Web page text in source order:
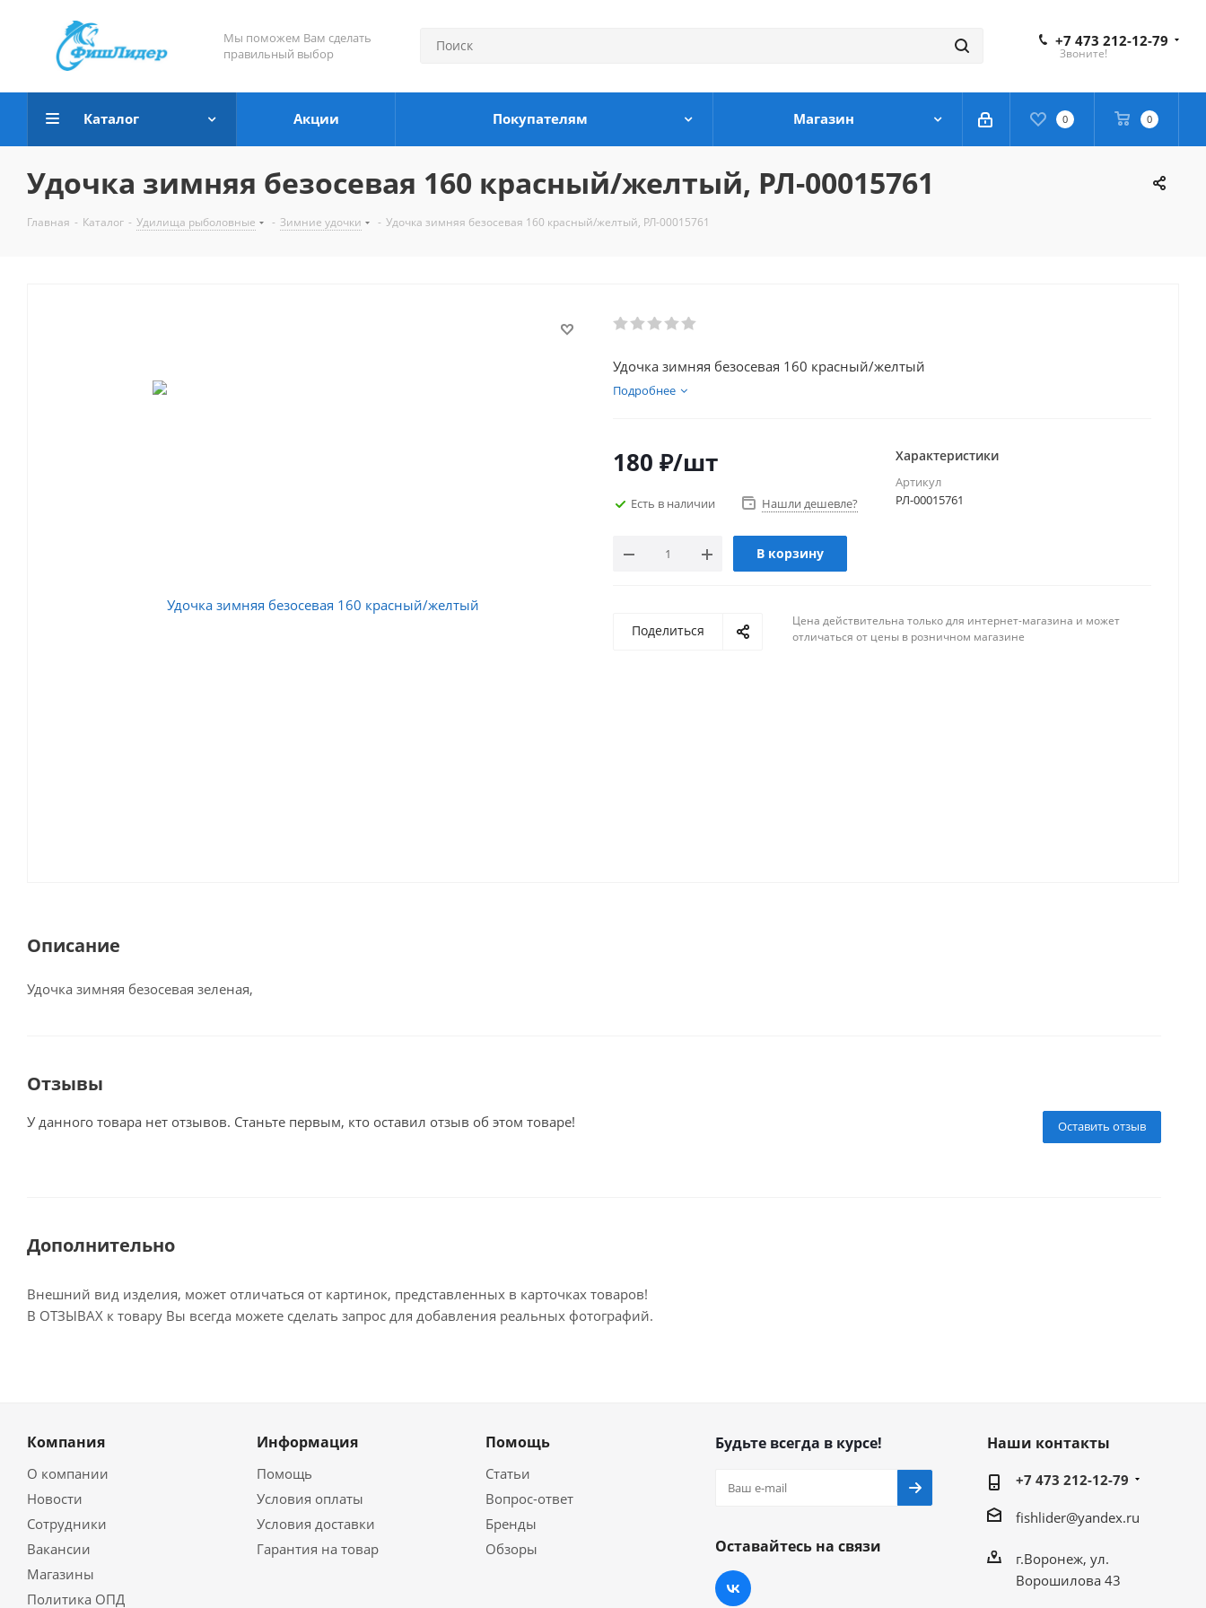
Мы поможем Вам сделать
правильный выбор
+7 473 212-12-79
Звоните!
0 0
Каталог Акции Покупателям Магазин
Удочка зимняя безосевая 160 красный/желтый, РЛ-00015761
Главная - Каталог - Удилища рыболовные - Зимние удочки - Удочка зимняя безосевая 160 красный/желтый, РЛ-00015761
Удочка зимняя безосевая 160 красный/желтый
Подробнее
180 ₽/шт
Есть в наличии Нашли дешевле?
В корзину
Характеристики
Артикул
РЛ-00015761
Поделиться
Цена действительна только для интернет-магазина и может
отличаться от цены в розничном магазине
Описание
Удочка зимняя безосевая зеленая,
Отзывы
Оставить отзыв
У данного товара нет отзывов. Станьте первым, кто оставил отзыв об этом товаре!
Дополнительно
Внешний вид изделия, может отличаться от картинок, представленных в карточках товаров!
В ОТЗЫВАХ к товару Вы всегда можете сделать запрос для добавления реальных фотографий.
Компания
О компании
Новости
Сотрудники
Вакансии
Магазины
Политика ОПД
Информация
Помощь
Условия оплаты
Условия доставки
Гарантия на товар
Помощь
Статьи
Вопрос-ответ
Бренды
Обзоры
Будьте всегда в курсе!
Оставайтесь на связи
Наши контакты
+7 473 212-12-79
fishlider@yandex.ru
г.Воронеж, ул.
Ворошилова 43